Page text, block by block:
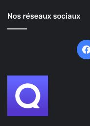
Nos réseaux sociaux